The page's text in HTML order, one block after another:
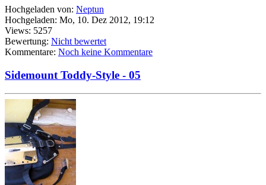
Hochgeladen von: Neptun
Hochgeladen: Mo, 10. Dez 2012, 19:12
Views: 5257
Bewertung: Nicht bewertet
Kommentare: Noch keine Kommentare
Sidemount Toddy-Style - 05